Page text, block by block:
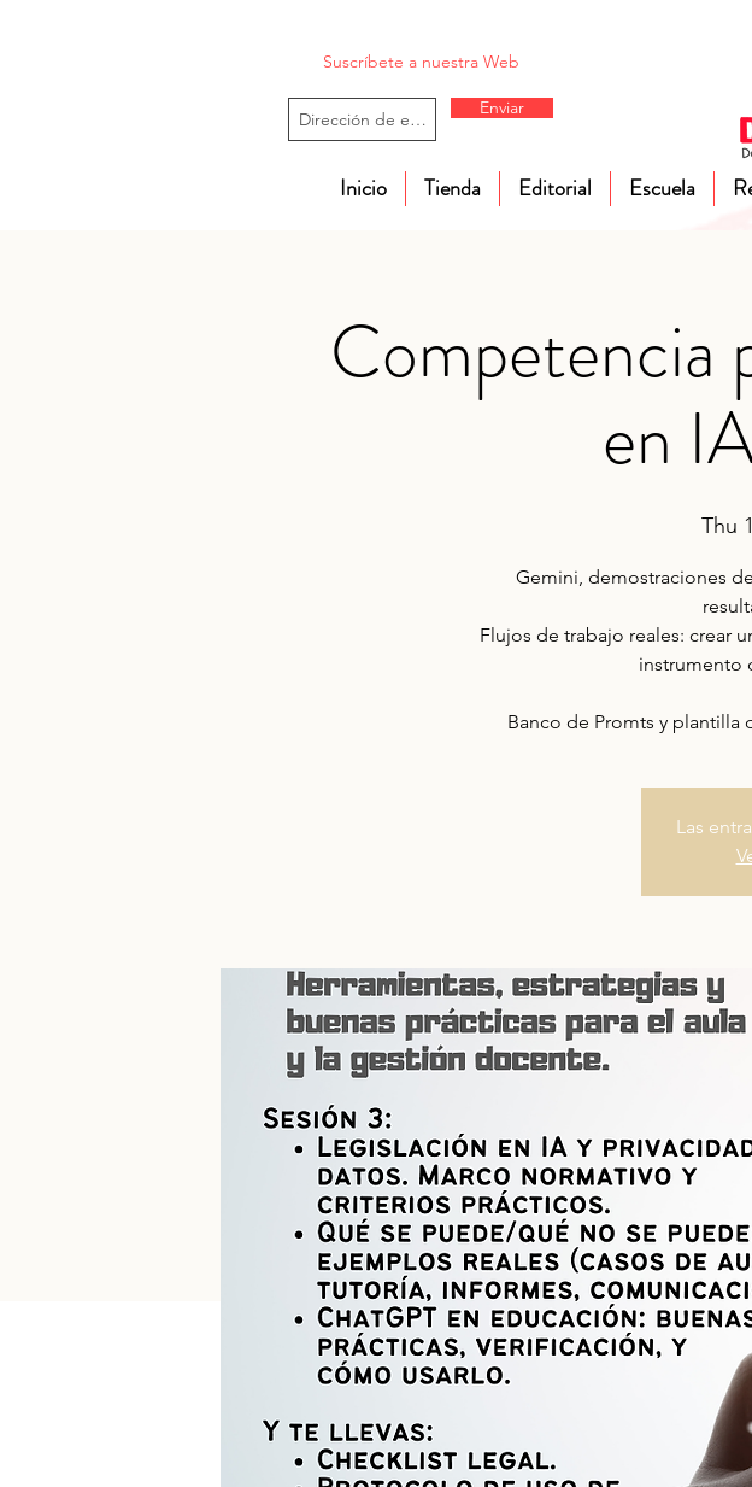
Suscríbete a nuestra Web
Enviar
Inicio Tienda Editorial Escuela
Competencia
en
Thu
Gemini, demostraciones
Flujos de trabajo reales: crear
instrumento
Banco de Promts y plantilla
Las